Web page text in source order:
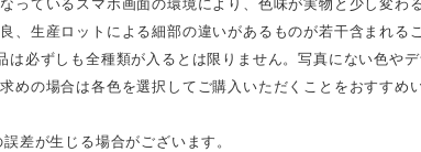
、生産ロットによる細部の違いがあるものが若干含まれる
は必ずしも全種類が入るとは限りません。写真にない色や
めの場合は各色を選択してご購入いただくことをおすすめ
差が生じる場合がございます。